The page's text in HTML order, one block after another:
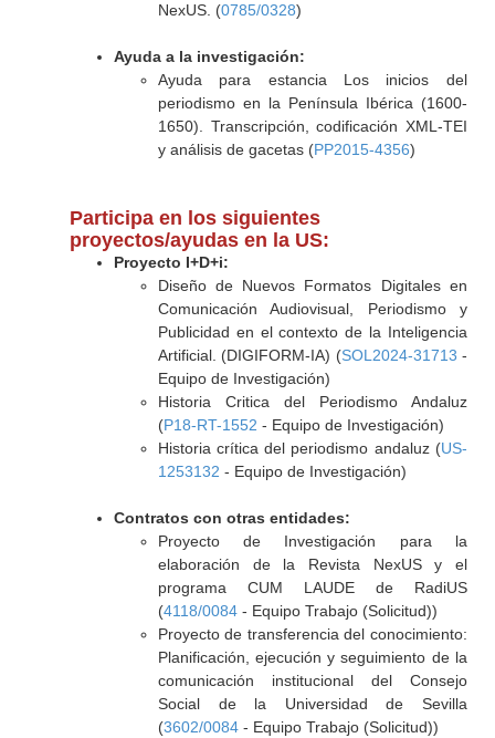
NexUS. (0785/0328)
Ayuda a la investigación:
Ayuda para estancia Los inicios del
periodismo en la Península Ibérica (1600-
1650). Transcripción, codificación XML-TEI
y análisis de gacetas (PP2015-4356)
Participa en los siguientes
proyectos/ayudas en la US:
Proyecto I+D+i:
Diseño de Nuevos Formatos Digitales en
Comunicación Audiovisual, Periodismo y
Publicidad en el contexto de la Inteligencia
Artificial. (DIGIFORM-IA) (SOL2024-31713 -
Equipo de Investigación)
Historia Critica del Periodismo Andaluz
(P18-RT-1552 - Equipo de Investigación)
Historia crítica del periodismo andaluz (US-
1253132 - Equipo de Investigación)
Contratos con otras entidades:
Proyecto de Investigación para la
elaboración de la Revista NexUS y el
programa CUM LAUDE de RadiUS
(4118/0084- Equipo Trabajo (Solicitud))
Proyecto de transferencia del conocimiento:
Planificación, ejecución y seguimiento de la
comunicación institucional del Consejo
Social de la Universidad de Sevilla
(3602/0084- Equipo Trabajo (Solicitud))